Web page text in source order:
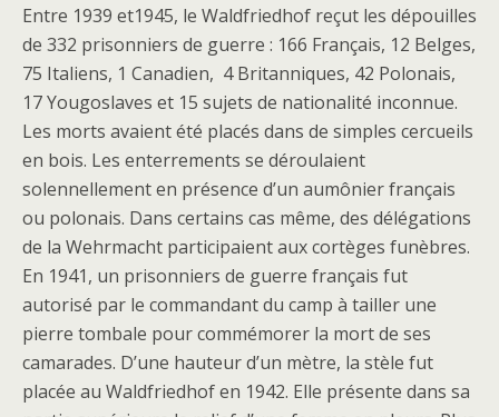
Entre 1939 et1945, le Waldfriedhof reçut les dépouilles
de 332 prisonniers de guerre : 166 Français, 12 Belges,
75 Italiens, 1 Canadien, 4 Britanniques, 42 Polonais,
17 Yougoslaves et 15 sujets de nationalité inconnue.
Les morts avaient été placés dans de simples cercueils
en bois. Les enterrements se déroulaient
solennellement en présence d’un aumônier français
ou polonais. Dans certains cas même, des délégations
de la Wehrmacht participaient aux cortèges funèbres.
En 1941, un prisonniers de guerre français fut
autorisé par le commandant du camp à tailler une
pierre tombale pour commémorer la mort de ses
camarades. D’une hauteur d’un mètre, la stèle fut
placée au Waldfriedhof en 1942. Elle présente dans sa